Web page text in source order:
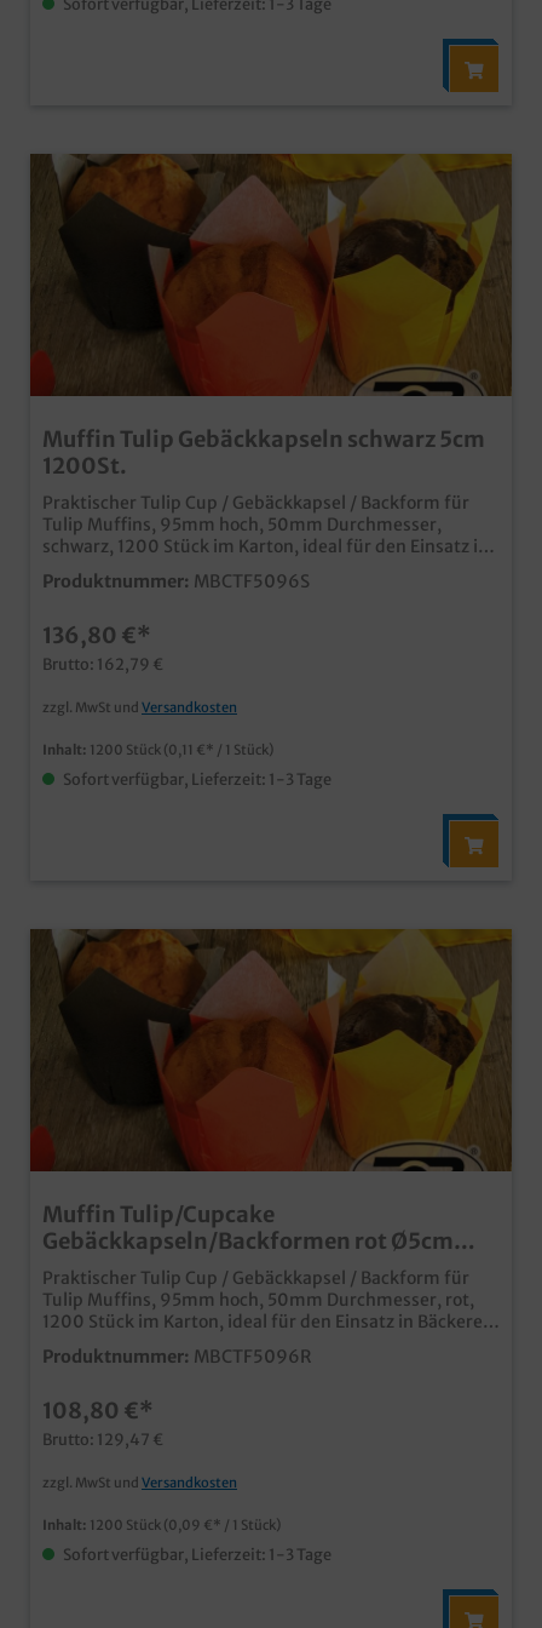
Muffin Tulip Gebäckkapseln schwarz 5cm
1200St.
Praktischer Tulip Cup / Gebäckkapsel / Backform für
Tulip Muffins, 95mm hoch, 50mm Durchmesser,
schwarz, 1200 Stück im Karton, ideal für den Einsatz in
Bäckerei, Konditorei oder im Coffee to go einfache
Produktion und Verkauf von Tulip / Tulpen Muffins
(Abbildung zeigt auch andere Farben, bitte
Artikelbeschreibung beachten)
Produktnummer: MBCTF5096S
136,80 €*
Brutto: 162,79 €
zzgl. MwSt und Versandkosten
Inhalt: 1200 Stück (0,11 €* / 1 Stück)
Sofort verfügbar, Lieferzeit: 1-3 Tage
Muffin Tulip/Cupcake
Gebäckkapseln/Backformen rot Ø5cm
1200St.
Praktischer Tulip Cup / Gebäckkapsel / Backform für
Tulip Muffins, 95mm hoch, 50mm Durchmesser, rot,
1200 Stück im Karton, ideal für den Einsatz in Bäckerei,
Konditorei oder im Coffee to go einfache Produktion
und Verkauf von Tulip / Tulpen Muffins praktische und
andere Farben, bitte Artikelbeschreibung beachten)
Produktnummer: MBCTF5096R
108,80 €*
Brutto: 129,47 €
zzgl. MwSt und Versandkosten
Inhalt: 1200 Stück (0,09 €* / 1 Stück)
Sofort verfügbar, Lieferzeit: 1-3 Tage